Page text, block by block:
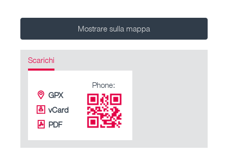
Mostrare sulla mappa
Scarichi
GPX
vCard
PDF
Phone: